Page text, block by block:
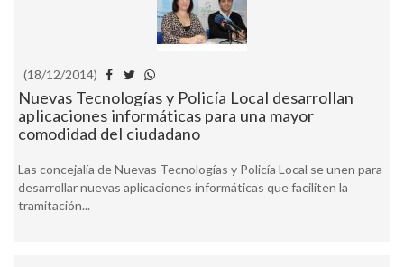
(18/12/2014)
Nuevas Tecnologías y Policía Local desarrollan
aplicaciones informáticas para una mayor
comodidad del ciudadano
Las concejalía de Nuevas Tecnologías y Policía Local se unen para
desarrollar nuevas aplicaciones informáticas que faciliten la
tramitación...